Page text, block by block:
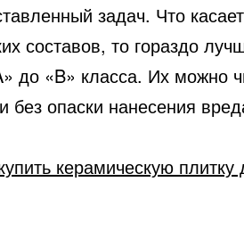
задач. Что
составов, то гораздо
до «B» класса. Их можно
опаски нанесения
керамическую